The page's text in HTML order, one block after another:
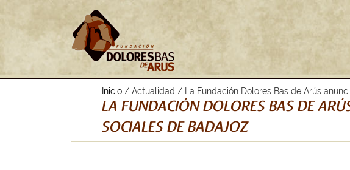
Inicio / Actualidad / La Fundación Dolores Bas de Arús
LA FUNDACIÓN DOLORES BAS DE
SOCIALES DE BADAJOZ